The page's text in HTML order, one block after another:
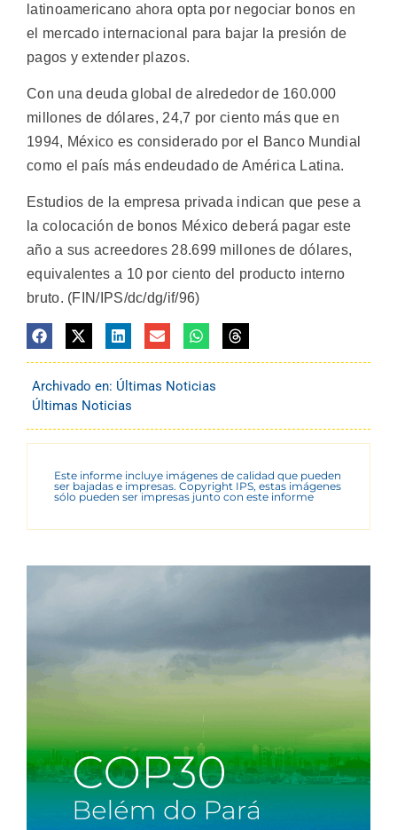
latinoamericano ahora opta por negociar bonos en
el mercado internacional para bajar la presión de
pagos y extender plazos.
Con una deuda global de alrededor de 160.000
millones de dólares, 24,7 por ciento más que en
1994, México es considerado por el Banco Mundial
como el país más endeudado de América Latina.
Estudios de la empresa privada indican que pese a
la colocación de bonos México deberá pagar este
año a sus acreedores 28.699 millones de dólares,
equivalentes a 10 por ciento del producto interno
bruto. (FIN/IPS/dc/dg/if/96)
Archivado en: Últimas Noticias
Últimas Noticias
Este informe incluye imágenes de calidad que pueden
ser bajadas e impresas. Copyright IPS, estas imágenes
sólo pueden ser impresas junto con este informe